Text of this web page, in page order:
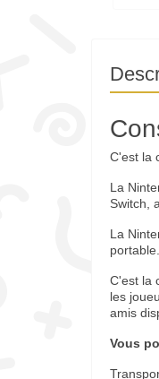
C'est la
La
Switch,
La
portable.
C'est la
les
amis
Vous